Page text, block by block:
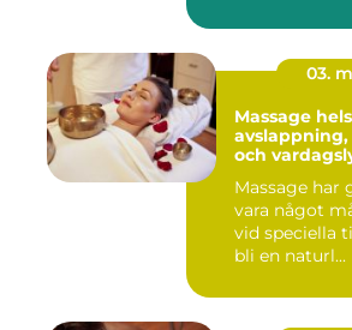
03.
Massage
och
Massage har
vara något
vid speciella
bli en naturl...